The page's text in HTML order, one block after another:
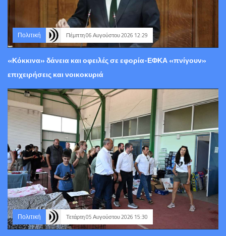
Πολιτική Πέμπτη 06 Αυγούστου 2026 12:29
«Κόκκινα» δάνεια και οφειλές σε εφορία-ΕΦΚΑ «πνίγουν»
επιχειρήσεις και νοικοκυριά
Πολιτική Τετάρτη 05 Αυγούστου 2026 15:30